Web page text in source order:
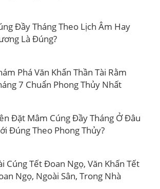
Đầy Tháng Theo Lịch Âm Hay
Là Đúng?
Phá Văn Khấn Thần Tài Rằm
7 Chuẩn Phong Thủy Nhất
Đặt Mâm Cúng Đầy Tháng Ở Đâu
Đúng Theo Phong Thủy?
Cúng Tết Đoan Ngọ, Văn Khấn Tết
Ngọ, Ngoài Sân, Trong Nhà